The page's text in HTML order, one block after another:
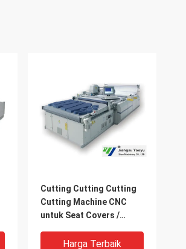
Cutting Cutting Cutting
Cutting Machine CNC
untuk Seat Covers /
Harga Terbaik